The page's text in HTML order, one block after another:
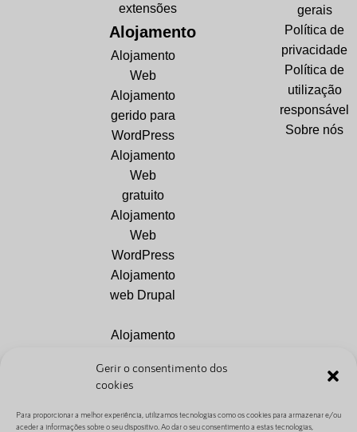
Gerir o consentimento dos
cookies
Para proporcionar a melhor experiência, utilizamos tecnologias como os cookies para armazenar e/ou
aceder a informações sobre o seu dispositivo. Ao dar o seu consentimento a estas tecnologias,
extensões
Alojamento
Alojamento
Web
Alojamento
gerido para
WordPress
Alojamento
Web
gratuito
Alojamento
Web
WordPress
Alojamento
web Drupal
Alojamento
PrestaShop
web
gerais
Política de
privacidade
Política de
utilização
responsável
Sobre nós